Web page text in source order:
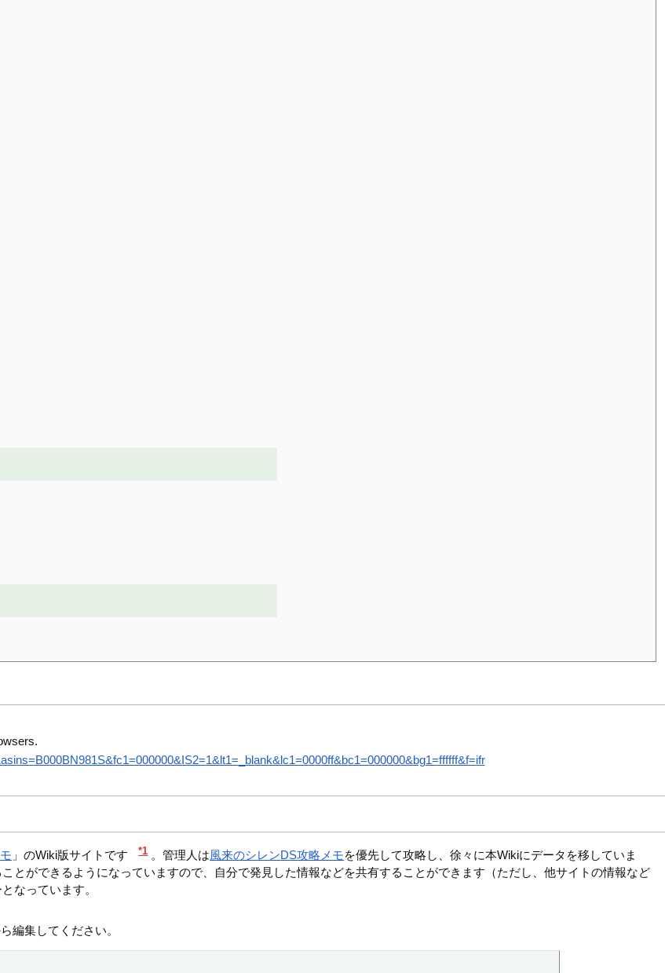
」のWiki版サイトです *1 。管理人は風来のシレンDS攻略メモを優先して攻略し、徐々に本Wikiにデータを移していま
とができるようになっていますので、自分で発見した情報などを共有することができます（ただし、他サイトの情報など
なっています。
編集してください。